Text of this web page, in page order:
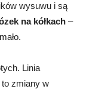
wysuwu i są
na kółkach –
Linia
to zmiany w